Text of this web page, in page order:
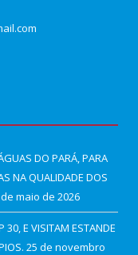
DO PARÁ, PARA
NA QUALIDADE DOS
maio de 2026
30, E VISITAM ESTANDE
25 de novembro